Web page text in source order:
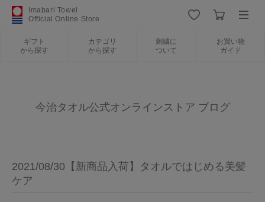
Imabari Towel
Official Online Store
ギフト
から探す
カテゴリ
から探す
刺繍に
ついて
お買い物
ガイド
ギフトから探す
刺繍について
今治タオル公式オンラインストア ブログ
2021/08/30【新商品入荷】タオルではじめる美髪
ケア